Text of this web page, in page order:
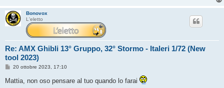
Bonovox
L'eletto
Re: AMX Ghibli 13° Gruppo, 32° Stormo - Italeri 1/72 (New
tool 2023)
M
s
s
20 ottobre 2023, 17:10
Mattia, non oso pensare al tuo quando lo farai